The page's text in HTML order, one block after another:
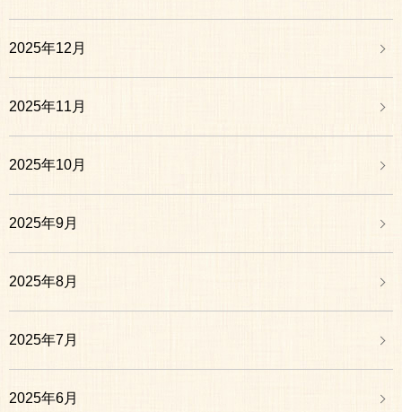
2025年12月
2025年11月
2025年10月
2025年9月
2025年8月
2025年7月
2025年6月